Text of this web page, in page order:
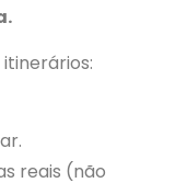
reais (não